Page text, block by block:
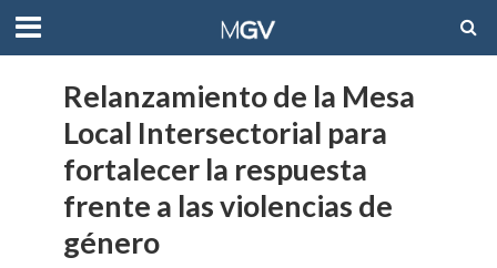
Relanzamiento de la Mesa
Local Intersectorial para
fortalecer la respuesta
frente a las violencias de
género